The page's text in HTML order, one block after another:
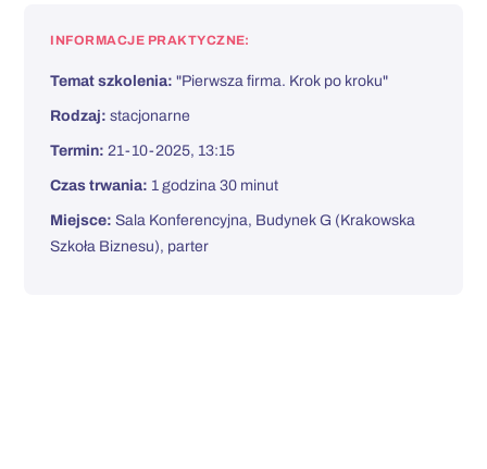
INFORMACJE PRAKTYCZNE:
Temat szkolenia: "Pierwsza firma. Krok po kroku"
Rodzaj: stacjonarne
Termin: 21-10-2025, 13:15
Czas trwania: 1 godzina 30 minut
Miejsce: Sala Konferencyjna, Budynek G (Krakowska
Szkoła Biznesu), parter